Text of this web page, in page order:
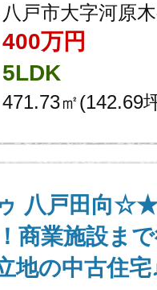
八戸市大字河原
400万円
5LDK
471.73㎡(142.69
八戸田向
商業施設ま
地の中古住宅